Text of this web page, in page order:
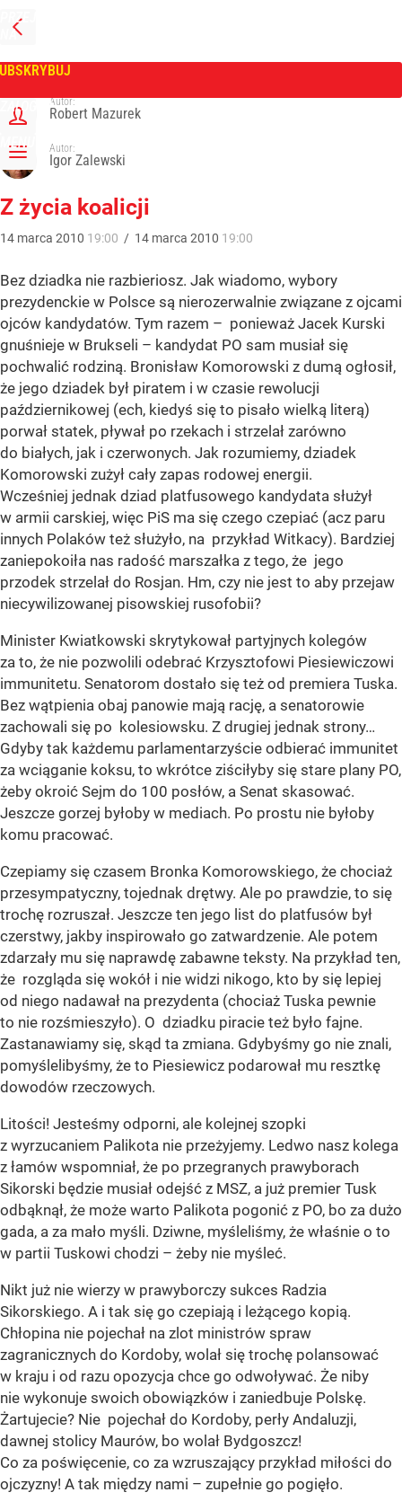
PRZEJDŹ
NA
GŁÓWNĄ
ZALOGUJ
MENU
Tygodnik Wprost
Autor:
Robert Mazurek
Autor:
Igor Zalewski
Z życia koalicji
14 marca 2010 19:00 / 14 marca 2010 19:00
Bez dziadka nie razbieriosz. Jak wiadomo, wybory
prezydenckie w Polsce są nierozerwalnie związane z ojcami
ojców kandydatów. Tym razem – ponieważ Jacek Kurski
gnuśnieje w Brukseli – kandydat PO sam musiał się
pochwalić rodziną. Bronisław Komorowski z dumą ogłosił,
że jego dziadek był piratem i w czasie rewolucji
październikowej (ech, kiedyś się to pisało wielką literą)
porwał statek, pływał po rzekach i strzelał zarówno
do białych, jak i czerwonych. Jak rozumiemy, dziadek
Komorowski zużył cały zapas rodowej energii.
Wcześniej jednak dziad platfusowego kandydata służył
w armii carskiej, więc PiS ma się czego czepiać (acz paru
innych Polaków też służyło, na przykład Witkacy). Bardziej
zaniepokoiła nas radość marszałka z tego, że jego
przodek strzelał do Rosjan. Hm, czy nie jest to aby przejaw
niecywilizowanej pisowskiej rusofobii?
Minister Kwiatkowski skrytykował partyjnych kolegów
za to, że nie pozwolili odebrać Krzysztofowi Piesiewiczowi
immunitetu. Senatorom dostało się też od premiera Tuska.
Bez wątpienia obaj panowie mają rację, a senatorowie
zachowali się po kolesiowsku. Z drugiej jednak strony…
Gdyby tak każdemu parlamentarzyście odbierać immunitet
za wciąganie koksu, to wkrótce ziściłyby się stare plany PO,
żeby okroić Sejm do 100 posłów, a Senat skasować.
Jeszcze gorzej byłoby w mediach. Po prostu nie byłoby
komu pracować.
Czepiamy się czasem Bronka Komorowskiego, że chociaż
przesympatyczny, tojednak drętwy. Ale po prawdzie, to się
trochę rozruszał. Jeszcze ten jego list do platfusów był
czerstwy, jakby inspirowało go zatwardzenie. Ale potem
zdarzały mu się naprawdę zabawne teksty. Na przykład ten,
że rozgląda się wokół i nie widzi nikogo, kto by się lepiej
od niego nadawał na prezydenta (chociaż Tuska pewnie
to nie rozśmieszyło). O dziadku piracie też było fajne.
Zastanawiamy się, skąd ta zmiana. Gdybyśmy go nie znali,
pomyślelibyśmy, że to Piesiewicz podarował mu resztkę
dowodów rzeczowych.
Litości! Jesteśmy odporni, ale kolejnej szopki
z wyrzucaniem Palikota nie przeżyjemy. Ledwo nasz kolega
z łamów wspomniał, że po przegranych prawyborach
Sikorski będzie musiał odejść z MSZ, a już premier Tusk
odbąknął, że może warto Palikota pogonić z PO, bo za dużo
gada, a za mało myśli. Dziwne, myśleliśmy, że właśnie o to
w partii Tuskowi chodzi – żeby nie myśleć.
Nikt już nie wierzy w prawyborczy sukces Radzia
Sikorskiego. A i tak się go czepiają i leżącego kopią.
Chłopina nie pojechał na zlot ministrów spraw
zagranicznych do Kordoby, wolał się trochę polansować
w kraju i od razu opozycja chce go odwoływać. Że niby
nie wykonuje swoich obowiązków i zaniedbuje Polskę.
Żartujecie? Nie pojechał do Kordoby, perły Andaluzji,
dawnej stolicy Maurów, bo wolał Bydgoszcz!
Co za poświęcenie, co za wzruszający przykład miłości do
ojczyzny! A tak między nami – zupełnie go pogięło.